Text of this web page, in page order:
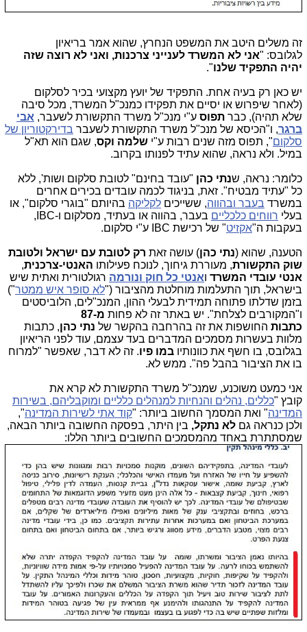
זה משלים היטב את המשפט הנחרץ, שהוא אמר בריאיון
לגלובס: "אני לא המשרד לענייני צרכנות, ואני לא רוצה שזה
יהיה התפקיד שלנו".
יש כאן רק בעיה אחת. התפקיד של יועץ מקצועי בכיר לסלקום
(לאחר שיפרוש או יסיים את תפקידו כמנכ"ל המשרד, מכל סיבה
שלא תהיה), כבר תפוס ע"י מנכ"ל משרד התקשורת לשעבר, אבי
ברגר, ו"הכיסא של מנכ"ל משרד התקשורת לשעבר בדירקטוריון של
סלקום", תפוס מזה שנים רבות ע"י שלמה וקס, שגם הוא תא"ל
במיל. ולא נראה, שהוא עתיד לפנותו בקרוב.
כלומר: נראה, שנתי כהן "עובד בחינם" לטובת סלקום ושות', ללא
כל "עתיד מבטיח". זאת, בניגוד לכמה עובדים בכירים אחרים
במשרד בעבר ובהווה, ששייכים לקליקה בהיותם "בוגרי סלקום", או
בעלי רווחים כלכליים
בעבר, בהווה או בעתיד, מסלקום ו-IBC,
בעקבות ה"אקזיט" של רכישת IBC ע"י סלקום.
הטענה, שהוא (נתי כהן) עושה זאת רק לטובת עם ישראל ולטובת
שוק התקשורת, מעוררת גיחוך, לנוכח פעילותו האנטי-צרכנית,
אנטי עובדי המשרד ואנטי כל חוק ונורמה רגולטורית ואתית שיש
בישראל, תוך התעלמות מוחלטת מהציבור ("לא סופר איש ממטר")
בזמן שדלתו פתוחה תמידית לבעלי ההון, המנכ"לים, הלוביסטים
ו"המקורבים לצלחת". יש באתר זה לא פחות
מ-87
כתבות החושפות את זה בהרחבה בהקשר של נתי כהן, כתבות
מלוות בעשרות מסמכים המדברים בעד עצמם, עוד לפני הריאיון
בגלובס, בו חשף את כוונותיו במו פיו. זה לא דבר, שאפשר "למרוח
בו את הציבור בהבל פה". ממש לא.
אני כמעט משוכנע, שמנכ"ל משרד התקשורת לא קרא את
קובץ "כללים, נהלים והנחיות למנהלים כלליים ומוקבליהם, בשירות
המדינה" ואת המסמך החשוב ביותר: "קוד אתי לשירות המדינה",
ולכן כנראה גם לא נתקל, בין היתר, בפסקה החשובה ביותר הבאה,
שמסתתרת באחד מהמסמכים החשובים ביותר הללו: